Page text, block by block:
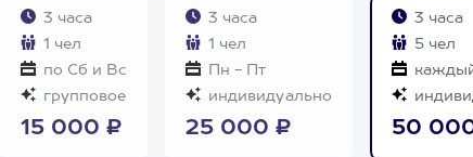
3 часа
1 чел
по Сб и Вс
групповое
15 000 ₽
3 часа
1 чел
Пн - Пт
индивидуально
25 000 ₽
3 часа
5 чел
50